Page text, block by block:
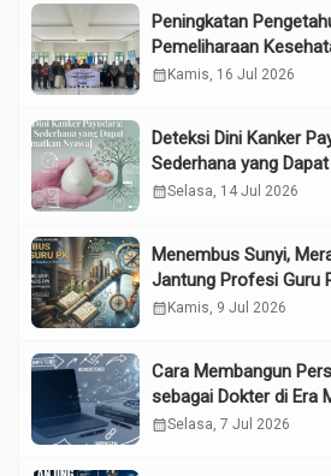
Peningkatan
Pemeliharaan
Lansia melalui Edukasi
calendar_month Kamis, 16 Jul 2026
Deteksi Dini Kanker
Sederhana yang
Nyawa
calendar_monthSelasa, 14 Jul 2026
Menembus Sunyi,
Jantung Profesi Guru
calendar_month Kamis, 9 Jul 2026
Cara Membangun
sebagai Dokter di Era
calendar_monthSelasa, 7 Jul 2026